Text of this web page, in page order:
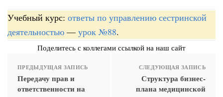
Учебный курс: ответы по управлению сестринской
деятельностью — урок №88.
Поделитесь с коллегами ссылкой на наш сайт
ПРЕДЫДУЩАЯ ЗАПИСЬ
Передачу прав и
ответственности на
СЛЕДУЮЩАЯ ЗАПИСЬ
Структура бизнес-
плана медицинской